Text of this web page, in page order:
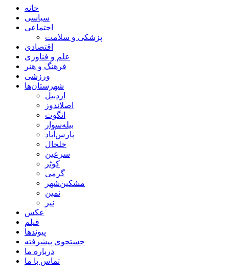
خانه
سیاسی
اجتماعی
پزشکی و سلامت
اقتصادی
علم و فناوری
فرهنگ و هنر
ورزشی
شهرستان‌ها
اردبیل
اصلاندوز
انگوت
بیله‌سوار
پارس‌آباد
خلخال
سرعین
کوثر
گرمی
مشکین‌شهر
نمین
نیر
عکس
فیلم
پیوندها
جستجوی پیشرفته
درباره ما
تماس با ما